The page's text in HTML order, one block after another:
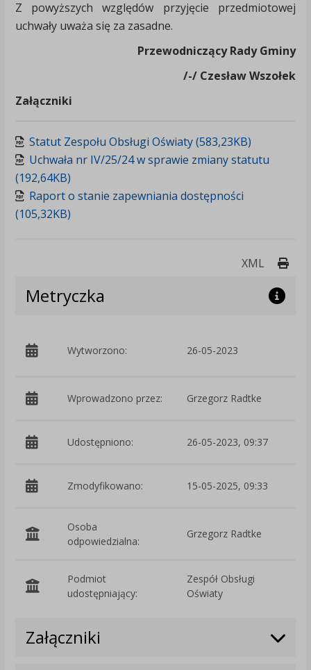
Z powyższych względów przyjęcie przedmiotowej
uchwały uważa się za zasadne.
Przewodniczący Rady Gminy
/-/ Czesław Wszołek
Załączniki
Statut Zespołu Obsługi Oświaty (583,23KB)
Uchwała nr IV/25/24 w sprawie zmiany statutu
(192,64KB)
Raport o stanie zapewniania dostępności
(105,32KB)
XML
Metryczka
Wytworzono: 26-05-2023
Wprowadzono przez: Grzegorz Radtke
Udostępniono: 26-05-2023, 09:37
Zmodyfikowano: 15-05-2025, 09:33
Osoba
odpowiedzialna:
Grzegorz Radtke
Podmiot
udostępniający:
Zespół Obsługi
Oświaty
Załączniki